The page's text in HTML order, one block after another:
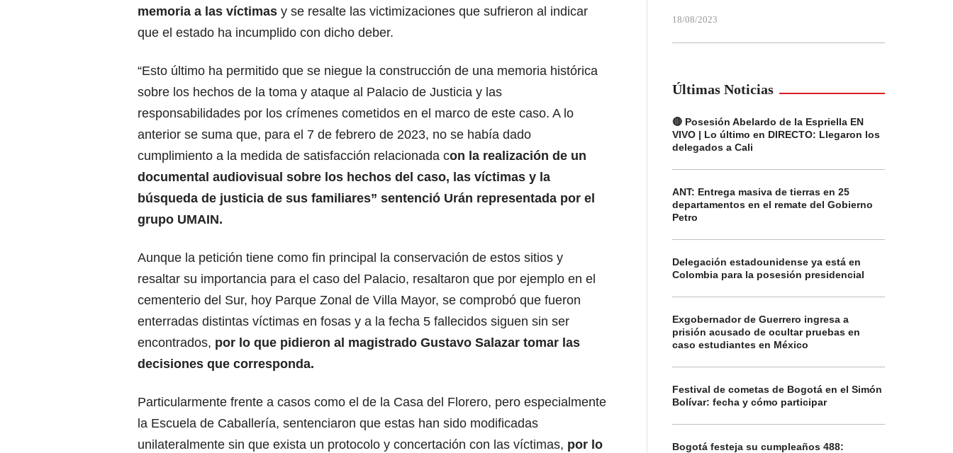
memoria a las víctimas y se resalte las victimizaciones que sufrieron al indicar
que el estado ha incumplido con dicho deber.
“Esto último ha permitido que se niegue la construcción de una memoria histórica
sobre los hechos de la toma y ataque al Palacio de Justicia y las
responsabilidades por los crímenes cometidos en el marco de este caso. A lo
anterior se suma que, para el 7 de febrero de 2023, no se había dado
cumplimiento a la medida de satisfacción relacionada con la realización de un
documental audiovisual sobre los hechos del caso, las víctimas y la
búsqueda de justicia de sus familiares” sentenció Urán representada por el
grupo UMAIN.
Aunque la petición tiene como fin principal la conservación de estos sitios y
resaltar su importancia para el caso del Palacio, resaltaron que por ejemplo en el
cementerio del Sur, hoy Parque Zonal de Villa Mayor, se comprobó que fueron
enterradas distintas víctimas en fosas y a la fecha 5 fallecidos siguen sin ser
encontrados, por lo que pidieron al magistrado Gustavo Salazar tomar las
decisiones que corresponda.
Particularmente frente a casos como el de la Casa del Florero, pero especialmente
la Escuela de Caballería, sentenciaron que estas han sido modificadas
unilateralmente sin que exista un protocolo y concertación con las víctimas, por lo
18/08/2023
Últimas Noticias
🔴 Posesión Abelardo de la Espriella EN
VIVO | Lo último en DIRECTO: Llegaron los
delegados a Cali
ANT: Entrega masiva de tierras en 25
departamentos en el remate del Gobierno
Petro
Delegación estadounidense ya está en
Colombia para la posesión presidencial
Exgobernador de Guerrero ingresa a
prisión acusado de ocultar pruebas en
caso estudiantes en México
Festival de cometas de Bogotá en el Simón
Bolívar: fecha y cómo participar
Bogotá festeja su cumpleaños 488: